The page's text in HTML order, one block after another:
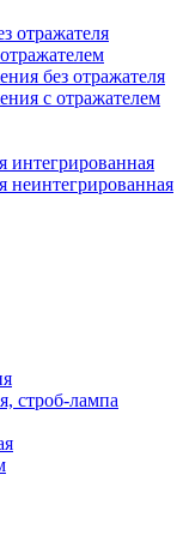
отражателя
без отражателя
с отражателем
интегрированная
неинтегрированная
строб-лампа